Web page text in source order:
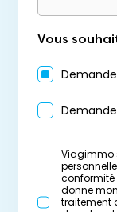
Vous
Viagimmo
conformité
donne
traitement